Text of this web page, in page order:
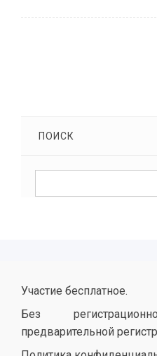
ПОИСК
Участие бесплатное.
Без
предварительной